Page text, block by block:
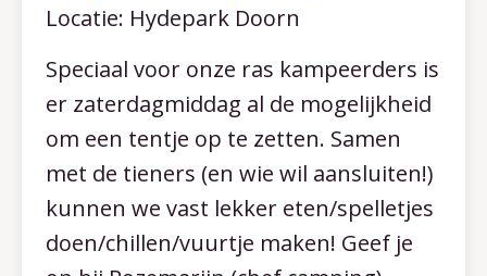
Locatie: Hydepark Doorn
Speciaal voor onze ras kampeerders is
er zaterdagmiddag al de mogelijkheid
om een tentje op te zetten. Samen
met de tieners (en wie wil aansluiten!)
kunnen we vast lekker eten/spelletjes
doen/chillen/vuurtje maken! Geef je